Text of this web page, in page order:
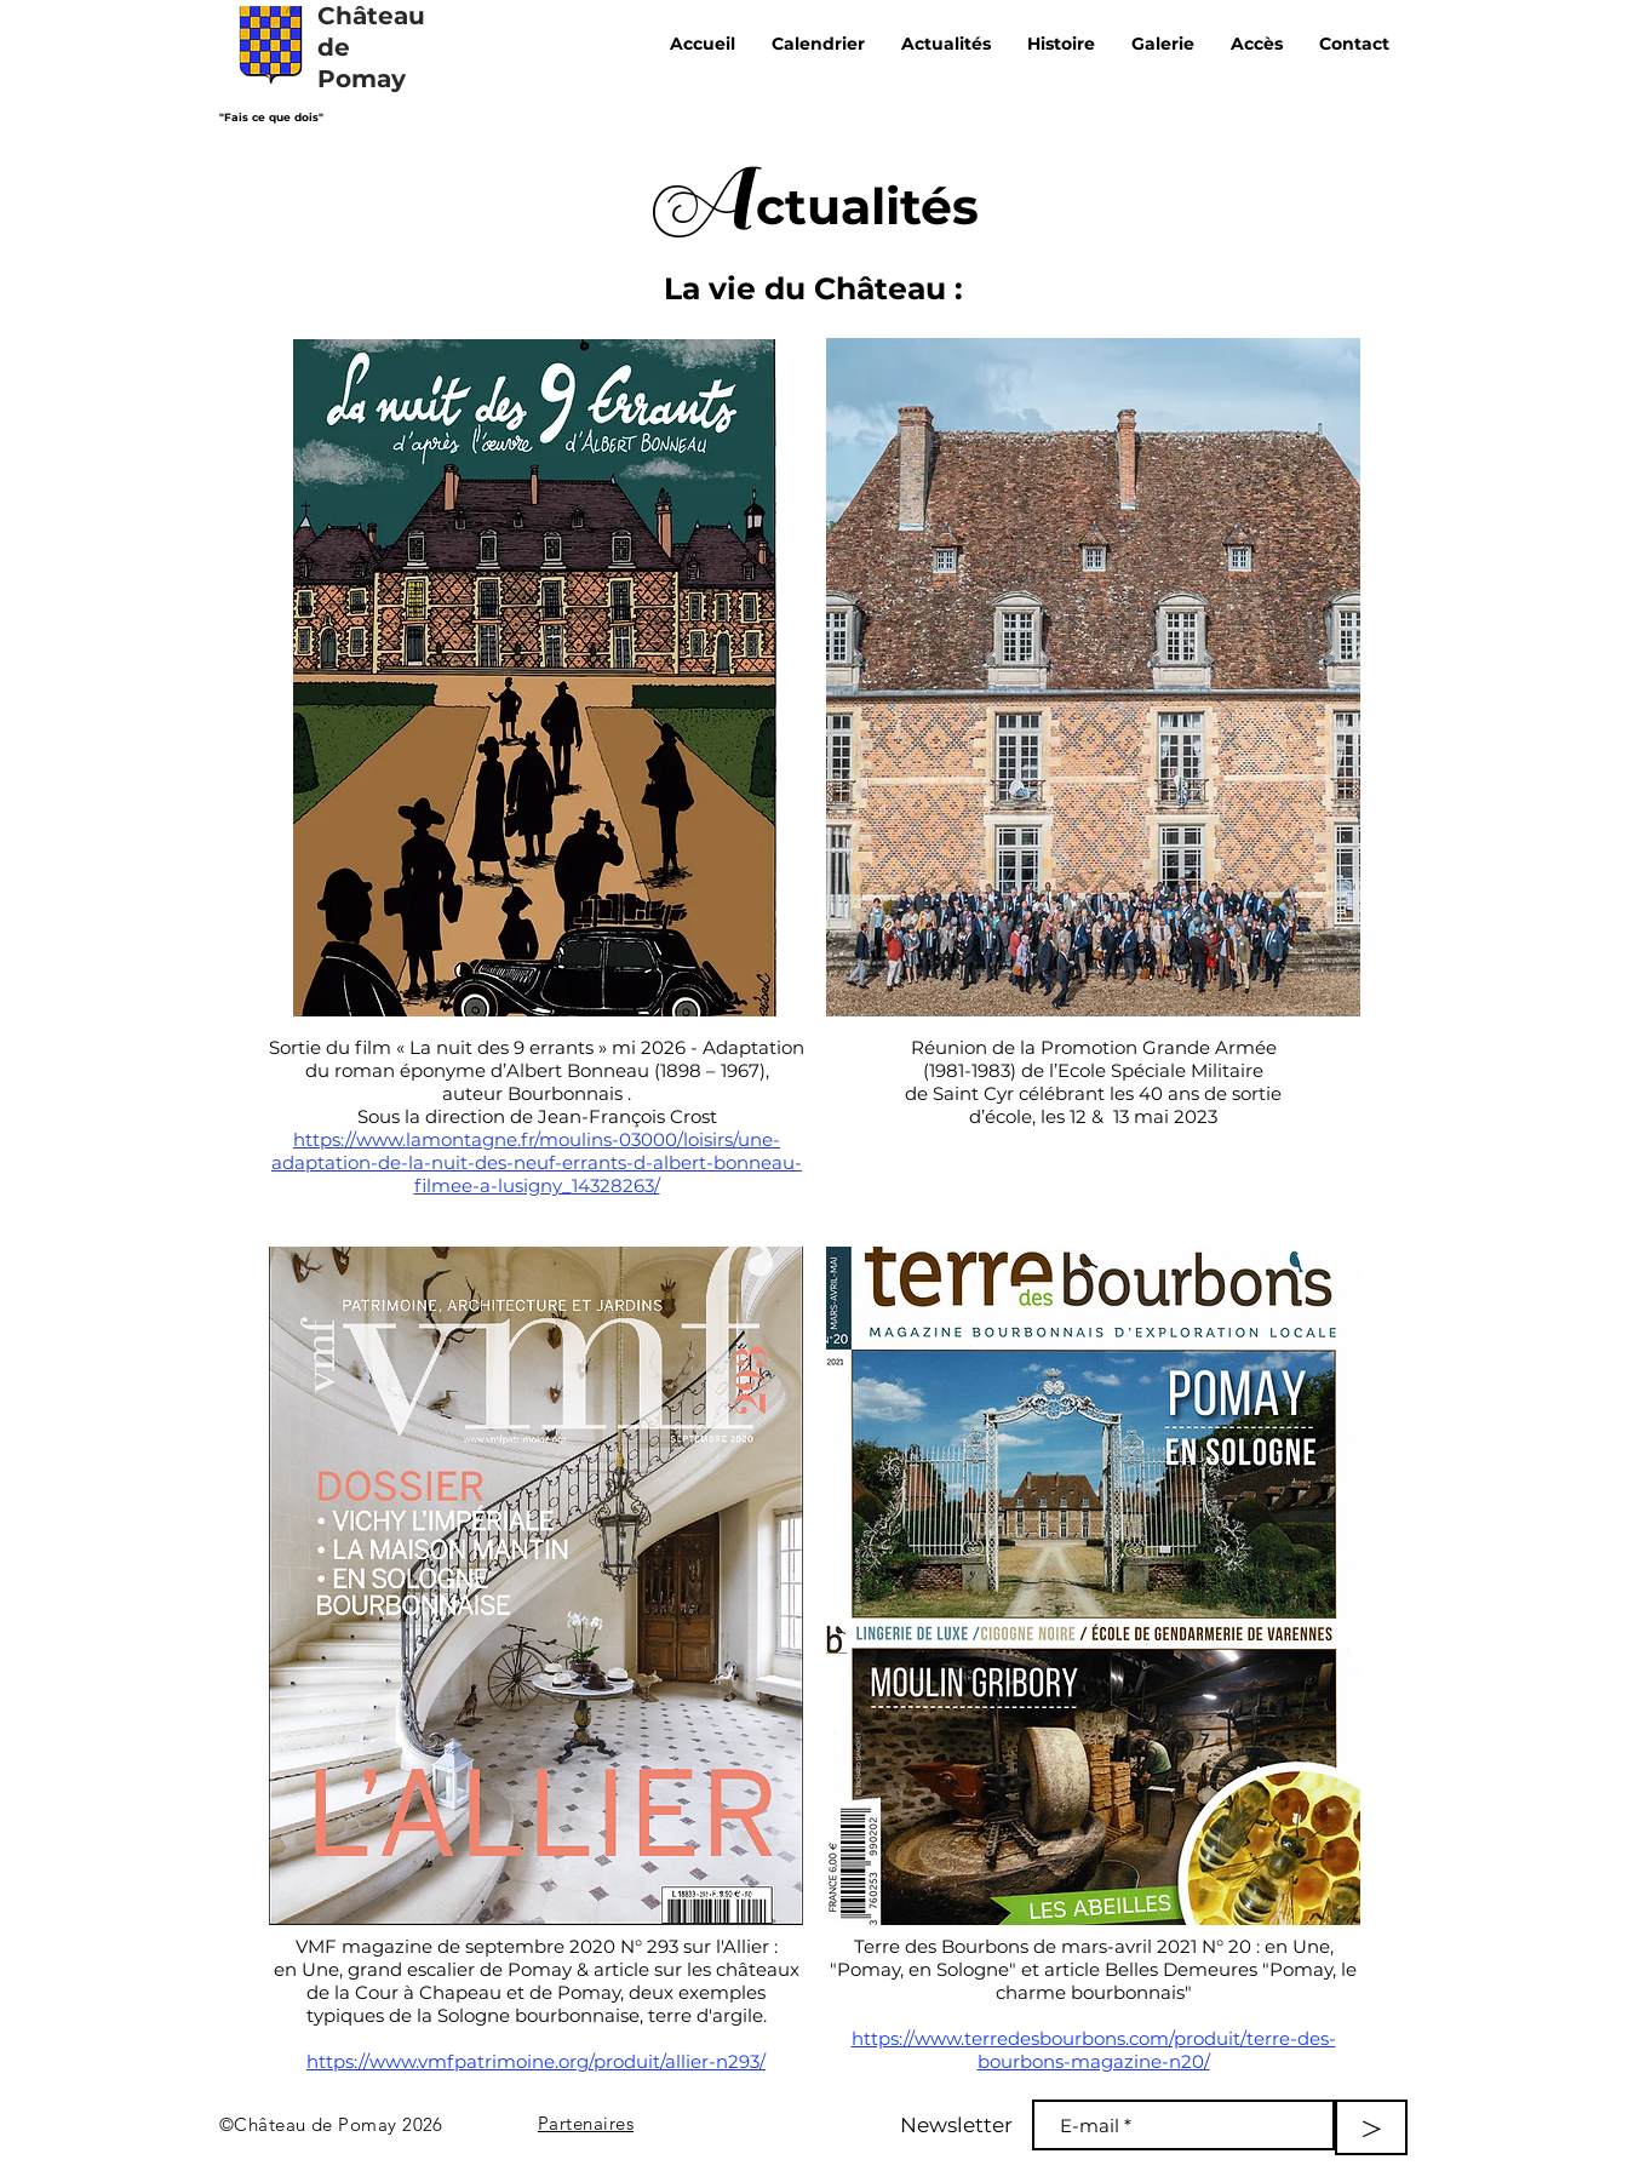
Château
de
Pomay
Accueil Calendrier Actualités Histoire Galerie Accès Contact
"Fais ce que dois"
Actualités
La vie du Château :
Sortie du film « La nuit des 9 errants » mi 2026 - Adaptation
du roman éponyme d’Albert Bonneau (1898 – 1967),
auteur Bourbonnais .
Sous la direction de Jean-François Crost
https://www.lamontagne.fr/moulins-03000/loisirs/une-
adaptation-de-la-nuit-des-neuf-errants-d-albert-bonneau-
filmee-a-lusigny_14328263/
Réunion de la Promotion Grande Armée
(1981-1983) de l’Ecole Spéciale Militaire
de Saint Cyr célébrant les 40 ans de sortie
d’école, les 12 & 13 mai 2023
VMF magazine de septembre 2020 N° 293 sur l'Allier :
en Une, grand escalier de Pomay & article sur les châteaux
de la Cour à Chapeau et de Pomay, deux exemples
typiques de la Sologne bourbonnaise, terre d'argile.
https://www.vmfpatrimoine.org/produit/allier-n293/
Terre des Bourbons de mars-avril 2021 N° 20 : en Une,
"Pomay, en Sologne" et article Belles Demeures "Pomay, le
charme bourbonnais"
https://www.terredesbourbons.com/produit/terre-des-
bourbons-magazine-n20/
©Château de Pomay 2026 Partenaires Newsletter >